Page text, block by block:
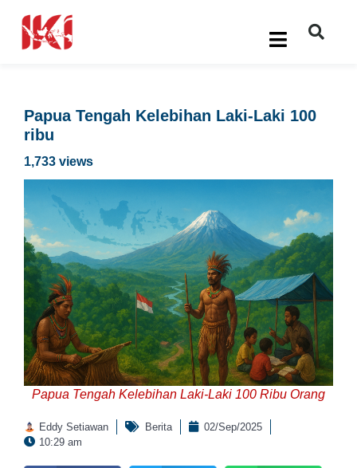
Papua Tengah Kelebihan Laki-Laki 100
ribu
1,733 views
Papua Tengah Kelebihan Laki-Laki 100 Ribu Orang
Eddy Setiawan Berita
02/Sep/2025
10:29 am